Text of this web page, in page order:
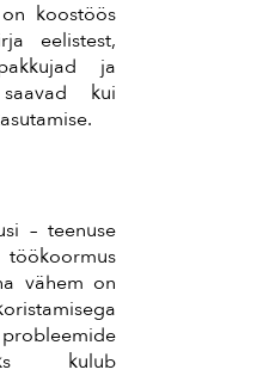
koostöös
eelistest,
ja
kui
– teenuse
vähem on
kulub